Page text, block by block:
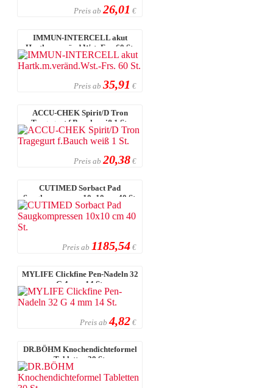
Preis ab 26,01 €
IMMUN-INTERCELL akut
Hartk.m.veränd.Wst.-Frs. 60 St.
Preis ab 35,91 €
ACCU-CHEK Spirit/D Tron
Tragegurt f.Bauch weiß 1 St.
Preis ab 20,38 €
CUTIMED Sorbact Pad
Saugkompressen 10x10 cm 40 St.
Preis ab 1185,54 €
MYLIFE Clickfine Pen-Nadeln 32
G 4 mm 14 St.
Preis ab 4,82 €
DR.BÖHM Knochendichteformel
Tabletten 30 St.